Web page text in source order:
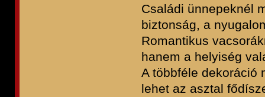
Családi ünnepeknél
biztonság, a
Romantikus
hanem a helyiség
A többféle dekoráció
lehet az asztal